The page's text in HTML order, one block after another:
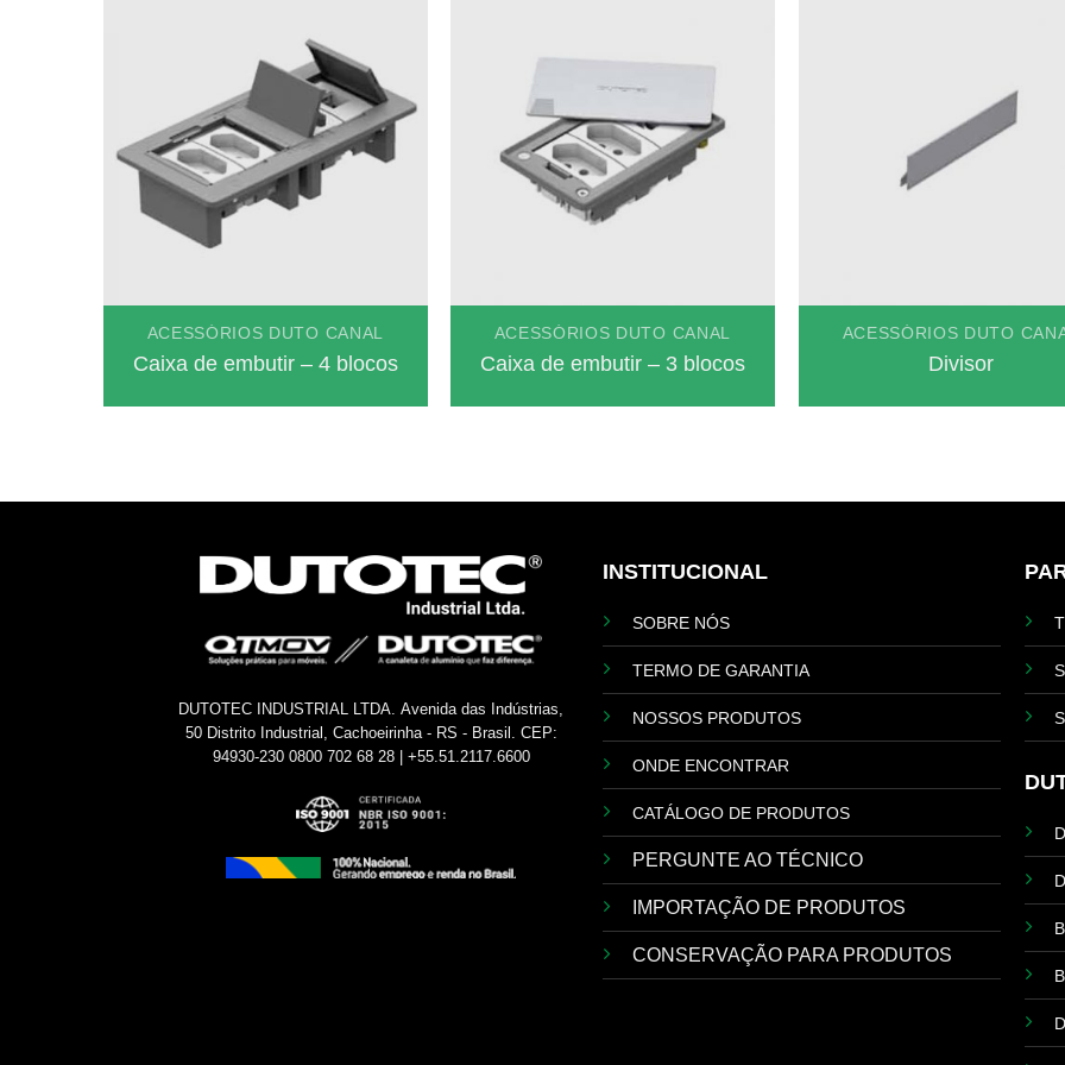
ACESSÓRIOS DUTO CANAL
Caixa de embutir – 4 blocos
ACESSÓRIOS DUTO CANAL
Caixa de embutir – 3 blocos
ACESSÓRIOS DUTO
Divisor
DUTOTEC INDUSTRIAL LTDA. Avenida das Indústrias,
50 Distrito Industrial, Cachoeirinha - RS - Brasil.
CEP:
94930-230 0800 702 68 28 | +55.51.2117.6600
INSTITUCIONAL
SOBRE NÓS
TERMO DE GARANTIA
NOSSOS PRODUTOS
ONDE ENCONTRAR
CATÁLOGO DE PRODUTOS
PERGUNTE AO TÉCNICO
IMPORTAÇÃO DE PRODUTOS
CONSERVAÇÃO PARA PRODUTOS